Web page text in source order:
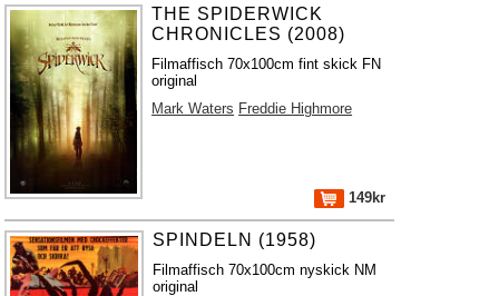
THE SPIDERWICK
CHRONICLES (2008)
Filmaffisch 70x100cm fint skick FN
original
Mark Waters Freddie Highmore
149kr
SPINDELN (1958)
Filmaffisch 70x100cm nyskick NM
original